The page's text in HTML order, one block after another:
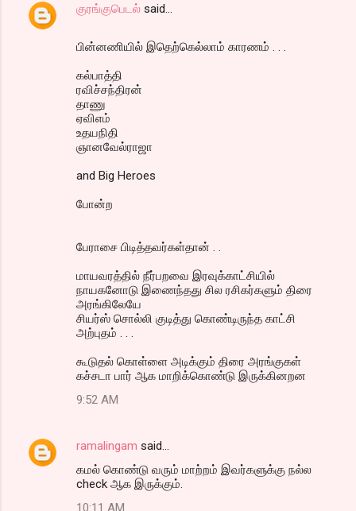
C
குரங்குபெடல் said…
பின்னணியில் இதெற்கெல்லாம் காரணம் . . .
கல்பாத்தி
ரவிச்சந்திரன்
தாணு
ஏவிஎம்
உதயநிதி
ஞானவேல்ராஜா
and Big Heroes
போன்ற
பேராசை பிடித்தவர்கள்தான் . .
மாயவரத்தில் நீர்பறவை இரவுக்காட்சியில்
நாயகனோடு இணைந்தது சில ரசிகர்களும் திரை
அரங்கிலேயே
சியர்ஸ் சொல்லி குடித்து கொண்டிருந்த காட்சி
அற்புதம் . . .
கூடுதல் கொள்ளை அடிக்கும் திரை அரங்குகள்
கச்சடா பார் ஆக மாறிக்கொண்டு இருக்கினறன
9:52 AM
ramalingam said…
கமல் கொண்டு வரும் மாற்றம் இவர்களுக்கு நல்ல
check ஆக இருக்கும்.
10:11 AM